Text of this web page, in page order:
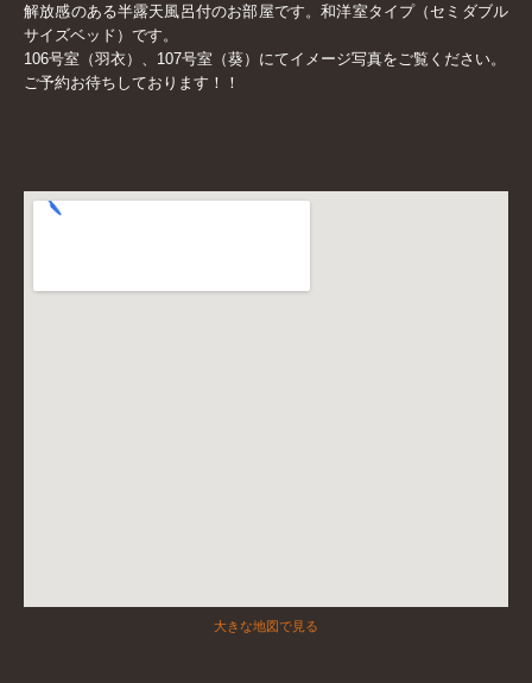
解放感のある半露天風呂付のお部屋です。和洋室タイプ（セミダブル
サイズベッド）です。
106号室（羽衣）、107号室（葵）にてイメージ写真をご覧ください。
ご予約お待ちしております！！
大きな地図で見る